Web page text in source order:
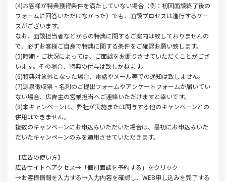
(4)お客様が特典獲得条件を満たしていない場合（例：初回面談終了後の
フォームに回答いただけなかった）でも、面談プロセスは進行するケー
スがございます。
なお、面談担当者などからの特典に関するご案内は致しておりませんの
で、必ずお客様ご自身で特典に関する条件をご確認お願い致します。
(5)時期・ご状況によっては、ご面談をお断りさせていただくことがござ
います。その場合、特典の付与は致しかねます。
(6)特典対象外となった場合、電話やメール等での通知は致しません。
(7)源泉徴収票・名刺のご提出フォームやアンケートフォームが届いてい
ない場合、広告主の営業担当へご連絡いただけますと幸いです。
(8)本キャンペーンは、弊社が実施または関与する他のキャンペーンとの
併用はできません。
複数のキャンペーンにお申込みいただいた場合は、最初にお申込みいた
だいたキャンペーンのみを適用させていただきます。
【広告の使い方】
広告サイトへアクセス→「個別面談を予約する」をクリック
→お客様情報を入力する→入力内容を確認し、WEB申し込みを完了する